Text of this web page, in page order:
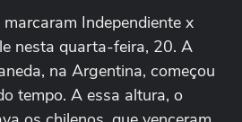
Independiente x
nesta quarta-feira, 20. A
na Argentina, começou
tempo. A essa altura, o